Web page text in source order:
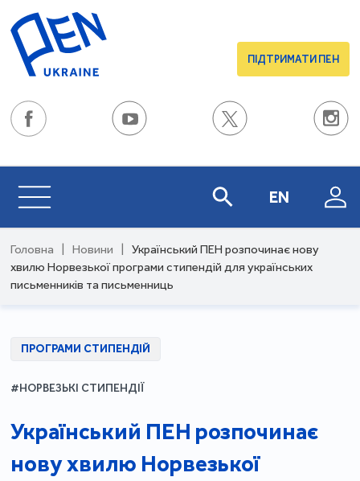
ПІДТРИМАТИ ПЕН
EN
Головна Новини
Український ПЕН розпочинає нову
хвилю Норвезької програми стипендій для українських
письменників та письменниць
ПРОГРАМИ СТИПЕНДІЙ
#НОРВЕЗЬКІ СТИПЕНДІЇ
Український ПЕН розпочинає
нову хвилю Норвезької